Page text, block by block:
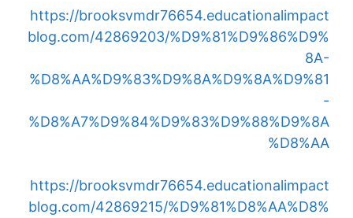
https://brooksvmdr76654.educationalimpact
blog.com/42869203/%D9%81%D9%86%D9%
8A-
%D8%AA%D9%83%D9%8A%D9%8A%D9%81
-
%D8%A7%D9%84%D9%83%D9%88%D9%8A
%D8%AA
https://brooksvmdr76654.educationalimpact
blog.com/42869215/%D9%81%D8%AA%D8%